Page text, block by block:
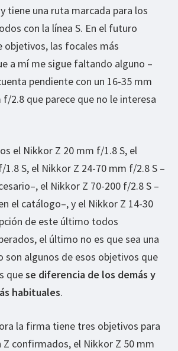
tiene una ruta marcada para los
con la línea S. En el futuro
objetivos, las focales más
a mí me sigue faltando alguno –
pendiente con un 16-35 mm
2.8 que parece que no le interesa
el Nikkor Z 20 mm f/1.8 S, el
S, el Nikkor Z 24-70 mm f/2.8 S –
el Nikkor Z 70-200 f/2.8 S –
el catálogo–, y el Nikkor Z 14-30
de este último todos
el último no es que sea una
son algunos de esos objetivos que
quese diferencia de los demás y
habituales.
la firma tiene tres objetivos para
Z confirmados, el Nikkor Z 50 mm